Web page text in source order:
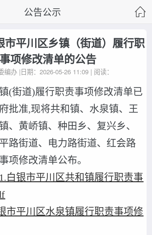
公告公示
市平川区乡镇（街道）履行职
项修改清单的公告
编办 |日期：2026-05-26 11:09 | 阅读：
(街道)履行职责事项修改清单已
批准,现将共和镇、水泉镇、王
、黄峤镇、种田乡、复兴乡、
路街道、电力路街道、红会路
项修改清单公布。
白银市平川区共和镇履行职责事
市平川区水泉镇履行职责事项修